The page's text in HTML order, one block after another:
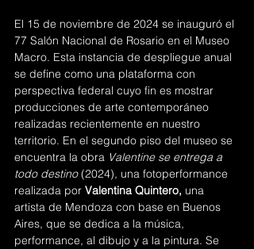
El 15 de noviembre de 2024 se inauguró el
77 Salón Nacional de Rosario en el Museo
Macro. Esta instancia de despliegue anual
se define como una plataforma con
perspectiva federal cuyo fin es mostrar
producciones de arte contemporáneo
realizadas recientemente en nuestro
territorio. En el segundo piso del museo se
encuentra la obra Valentine se entrega a
todo destino (2024), una fotoperformance
realizada por Valentina Quintero, una
artista de Mendoza con base en Buenos
Aires, que se dedica a la música,
performance, al dibujo y a la pintura. Se